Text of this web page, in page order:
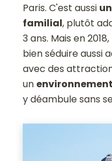
Paris. C'est aussi
familial, plutôt
3 ans. Mais en
bien séduire aussi
avec des
un
y déambule sans